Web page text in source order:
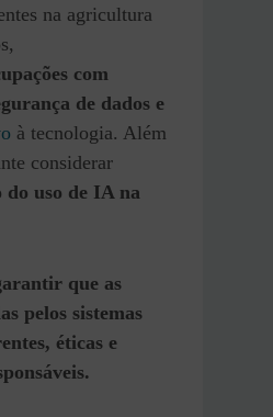
na agricultura
com
de dados e
à tecnologia. Além
considerar
do uso de IA na
que as
pelos sistemas
éticas e